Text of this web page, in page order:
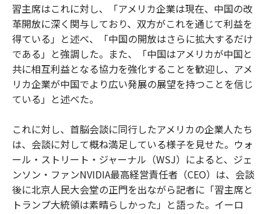
習主席はこれに対し、「アメリカ企業は現在、中国の改
革開放に深く関与しており、双方がこれを通じて利益を
得ている」と述べ、「中国の開放はさらに拡大するだけ
である」と強調した。また、「中国はアメリカが中国と
共に相互利益となる協力を強化することを歓迎し、アメ
リカ企業が中国でより広い発展の展望を持つことを信じ
ている」と述べた。
これに対し、首脳会談に同行したアメリカの企業人たち
は、会談に対して概ね満足している様子を見せた。ウォ
ール・ストリート・ジャーナル（WSJ）によると、ジェ
ンソン・ファンNVIDIA最高経営責任者（CEO）は、会談
後に北京人民大会堂の正門を出ながら記者に「習主席と
トランプ大統領は素晴らしかった」と語った。イーロ